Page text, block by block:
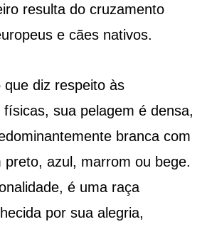
resulta do cruzamento
e cães nativos.
diz respeito às
sua pelagem é densa,
branca com
preto, azul, marrom ou bege.
é uma raça
por sua alegria,